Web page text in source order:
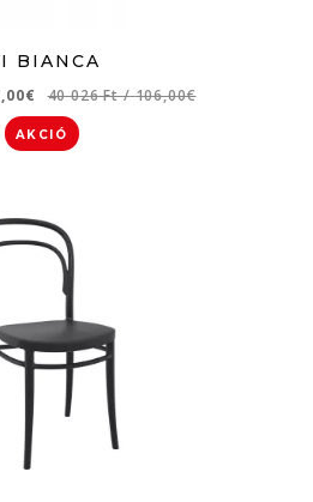
BIANCA
40 026 Ft/ 106,00€
AKCIÓ